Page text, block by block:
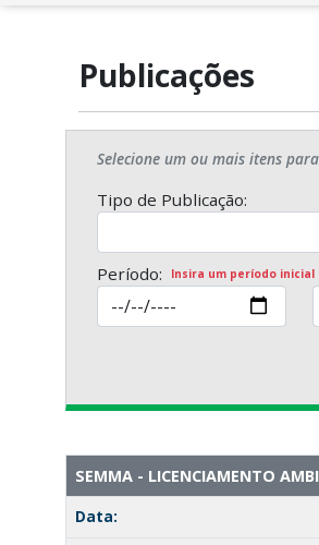
Publicações
Selecione um ou mais itens
Tipo de Publicação:
Período: Insira um período inicial
SEMMA - LICENCIAMENTO
Data: